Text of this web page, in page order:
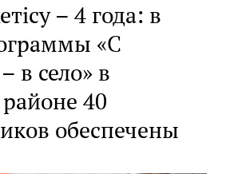
– 4 года: в
«С
в село» в
40
обеспечены